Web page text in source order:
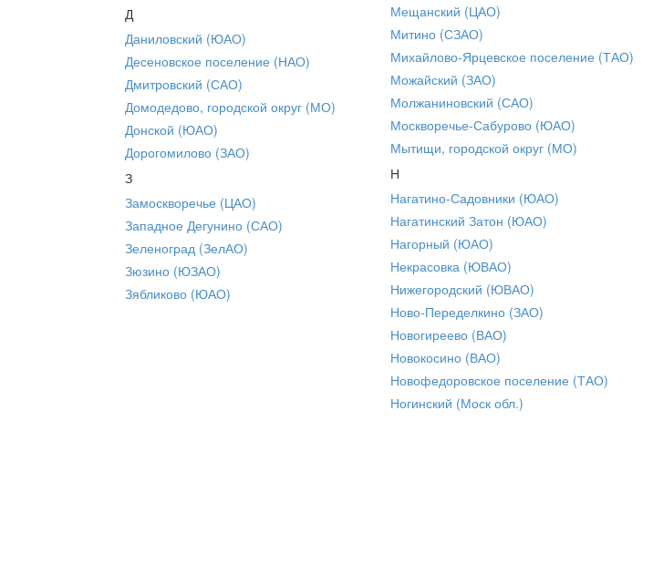
Д
Даниловский (ЮАО)
Десеновское поселение (НАО)
Дмитровский (САО)
Домодедово, городской округ (МО)
Донской (ЮАО)
Дорогомилово (ЗАО)
З
Замоскворечье (ЦАО)
Западное Дегунино (САО)
Зеленоград (ЗелАО)
Зюзино (ЮЗАО)
Зябликово (ЮАО)
Мещанский (ЦАО)
Митино (СЗАО)
Михайлово-Ярцевское поселение (ТАО)
Можайский (ЗАО)
Молжаниновский (САО)
Москворечье-Сабурово (ЮАО)
Мытищи, городской округ (МО)
Н
Нагатино-Садовники (ЮАО)
Нагатинский Затон (ЮАО)
Нагорный (ЮАО)
Некрасовка (ЮВАО)
Нижегородский (ЮВАО)
Ново-Переделкино (ЗАО)
Новогиреево (ВАО)
Новокосино (ВАО)
Новофедоровское поселение (ТАО)
Ногинский (Моск обл.)